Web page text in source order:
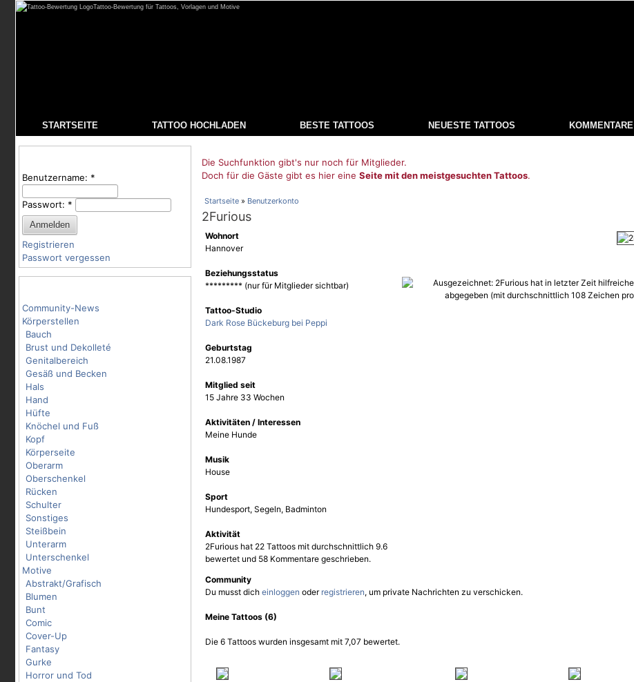
Tattoo-Bewertung für Tattoos, Vorlagen und Motive
STARTSEITE TATTOO HOCHLADEN BESTE TATTOOS NEUESTE TATTOOS KOMMENTARE
Benutzername: *
Passwort: *
Registrieren
Passwort vergessen
Community-News
Körperstellen
Bauch
Brust und Dekolleté
Genitalbereich
Gesäß und Becken
Hals
Hand
Hüfte
Knöchel und Fuß
Kopf
Körperseite
Oberarm
Oberschenkel
Rücken
Schulter
Sonstiges
Steißbein
Unterarm
Unterschenkel
Motive
Abstrakt/Grafisch
Blumen
Bunt
Comic
Cover-Up
Fantasy
Gurke
Horror und Tod
Die Suchfunktion gibt's nur noch für Mitglieder.
Doch für die Gäste gibt es hier eine Seite mit den meistgesuchten Tattoos.
Startseite » Benutzerkonto
2Furious
Wohnort
Hannover
Beziehungsstatus
********* (nur für Mitglieder sichtbar)
Tattoo-Studio
Dark Rose Bückeburg bei Peppi
Geburtstag
21.08.1987
Mitglied seit
15 Jahre 33 Wochen
Aktivitäten / Interessen
Meine Hunde
Musik
House
Sport
Hundesport, Segeln, Badminton
Aktivität
2Furious hat 22 Tattoos mit durchschnittlich 9.6
bewertet und 58 Kommentare geschrieben.
Community
Du musst dich einloggen oder registrieren, um private Nachrichten zu verschicken.
Meine Tattoos (6)
Die 6 Tattoos wurden insgesamt mit 7,07 bewertet.